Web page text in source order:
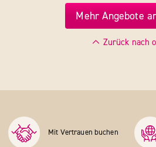
Mehr Angebote
Zurück nach
Mit Vertrauen buchen